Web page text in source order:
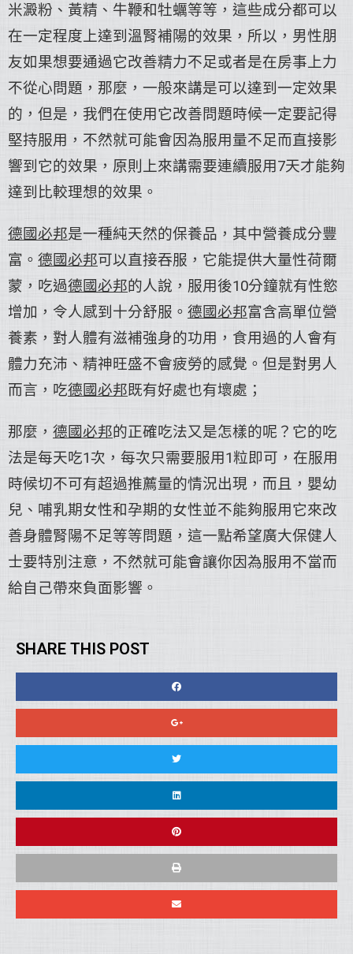
米澱粉、黃精、牛鞭和牡蠣等等，這些成分都可以
在一定程度上達到溫腎補陽的效果，所以，男性朋
友如果想要通過它改善精力不足或者是在房事上力
不從心問題，那麼，一般來講是可以達到一定效果
的，但是，我們在使用它改善問題時候一定要記得
堅持服用，不然就可能會因為服用量不足而直接影
響到它的效果，原則上來講需要連續服用7天才能夠
達到比較理想的效果。
德國必邦是一種純天然的保養品，其中營養成分豐
富。 德國必邦可以直接吞服，它能提供大量性荷爾
蒙，吃過德國必邦的人說，服用後10分鐘就有性慾
增加，令人感到十分舒服。 德國必邦富含高單位營
養素，對人體有滋補強身的功用，食用過的人會有
體力充沛、精神旺盛不會疲勞的感覺。但是對男人
而言，吃德國必邦既有好處也有壞處；
那麼， 德國必邦的正確吃法又是怎樣的呢？它的吃
法是每天吃1次，每次只需要服用1粒即可，在服用
時候切不可有超過推薦量的情況出現，而且，嬰幼
兒、哺乳期女性和孕期的女性並不能夠服用它來改
善身體腎陽不足等等問題，這一點希望廣大保健人
士要特別注意，不然就可能會讓你因為服用不當而
給自己帶來負面影響。
SHARE THIS POST